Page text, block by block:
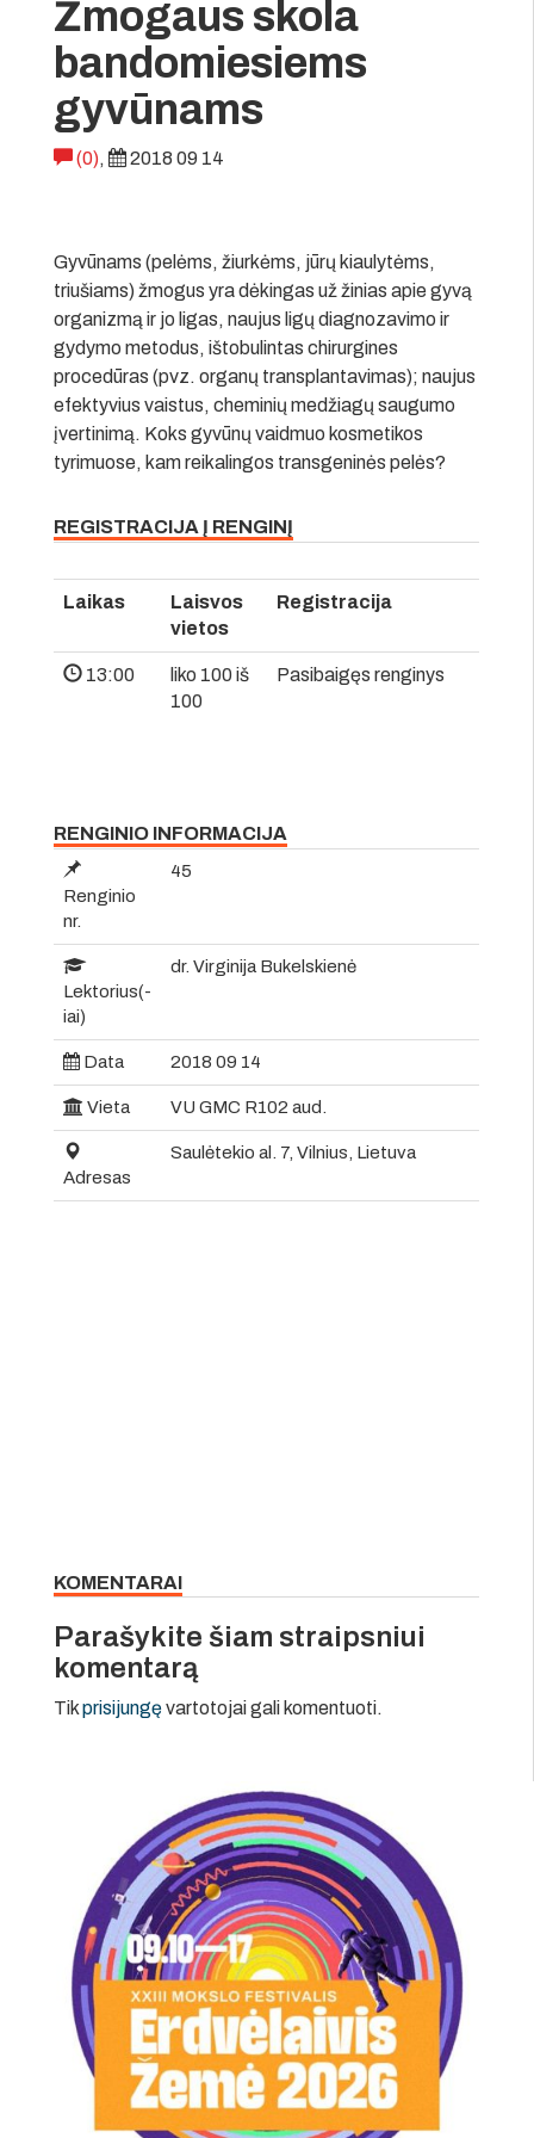
Žmogaus skola
bandomiesiems
gyvūnams
(0), 2018 09 14
Gyvūnams (pelėms, žiurkėms, jūrų kiaulytėms,
triušiams) žmogus yra dėkingas už žinias apie gyvą
organizmą ir jo ligas, naujus ligų diagnozavimo ir
gydymo metodus, ištobulintas chirurgines
procedūras (pvz. organų transplantavimas); naujus
efektyvius vaistus, cheminių medžiagų saugumo
įvertinimą. Koks gyvūnų vaidmuo kosmetikos
tyrimuose, kam reikalingos transgeninės pelės?
REGISTRACIJA Į RENGINĮ
Laikas
Laisvos
vietos
Registracija
13:00
liko 100 iš
100
Pasibaigęs renginys
RENGINIO INFORMACIJA
Renginio
nr.
45
Lektorius(-
iai)
dr. Virginija Bukelskienė
Data 2018 09 14
Vieta VU GMC R102 aud.
Adresas
Saulėtekio al. 7, Vilnius, Lietuva
KOMENTARAI
Parašykite šiam straipsniui
komentarą
Tikprisijungęvartotojai gali komentuoti.